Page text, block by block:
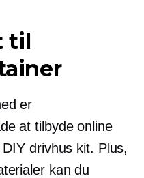
til
er
at tilbyde online
drivhus kit. Plus,
kan du